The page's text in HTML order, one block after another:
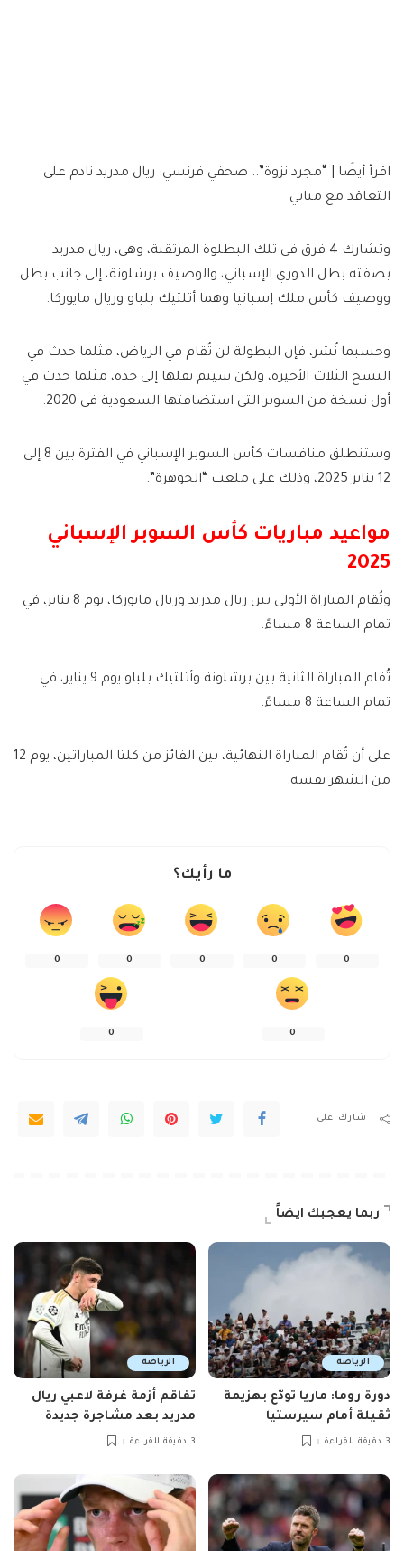
اقرأ أيضًا | “مجرد نزوة”.. صحفي فرنسي: ريال مدريد نادم على
التعاقد مع مبابي
وتشارك 4 فرق في تلك البطلوة المرتقبة، وهي، ريال مدريد
بصفته بطل الدوري الإسباني، والوصيف برشلونة، إلى جانب بطل
ووصيف كأس ملك إسبانيا وهما أتلتيك بلباو وريال مايوركا.
وحسبما نُشر، فإن البطولة لن تُقام في الرياض، مثلما حدث في
النسخ الثلاث الأخيرة، ولكن سيتم نقلها إلى جدة، مثلما حدث في
أول نسخة من السوبر التي استضافتها السعودية في 2020.
وستنطلق منافسات كأس السوبر الإسباني في الفترة بين 8 إلى
12 يناير 2025، وذلك على ملعب “الجوهرة”.
مواعيد مباريات كأس السوبر الإسباني
2025
وتُقام المباراة الأولى بين ريال مدريد وريال مايوركا، يوم 8 يناير، في
تمام الساعة 8 مساءً.
تُقام المباراة الثانية بين برشلونة وأتلتيك بلباو يوم 9 يناير، في
تمام الساعة 8 مساءً.
على أن تُقام المباراة النهائية، بين الفائز من كلتا المباراتين، يوم 12
من الشهر نفسه.
ما رأيك؟
0
0
0
0
0
0
0
شارك على
ربما يعجبك ايضاً
الرياضة
دورة روما: ماريا تودّع بهزيمة
ثقيلة أمام سيرستيا
3 دقيقة للقراءة
الرياضة
تفاقم أزمة غرفة لاعبي ريال
مدريد بعد مشاجرة جديدة
3 دقيقة للقراءة